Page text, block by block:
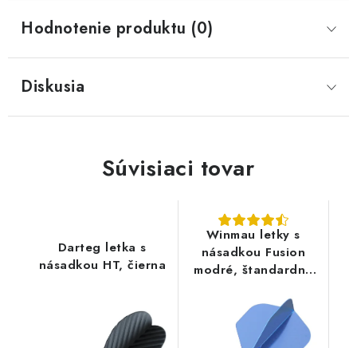
Hodnotenie produktu (0)
Diskusia
Súvisiaci tovar
Darteg letka s
násadkou HT, čierna
Winmau letky s
násadkou Fusion
modré, štandardné